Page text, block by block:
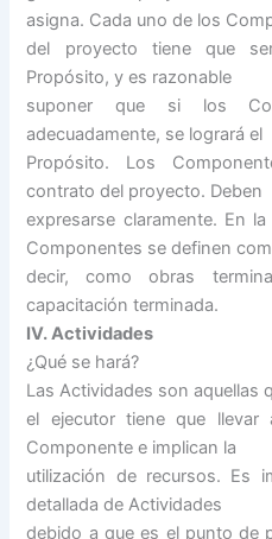
asigna. Cada uno de los
del proyecto tiene que
Propósito, y es razonable
suponer que si los
adecuadamente, se logrará el
Propósito. Los
contrato del proyecto. Deben
expresarse claramente. En
Componentes se definen
decir, como obras
capacitación terminada.
IV. Actividades
¿Qué se hará?
Las Actividades son aquellas
el ejecutor tiene que
Componente e implican la
utilización de recursos. Es
detallada de Actividades
debido a que es el punto de